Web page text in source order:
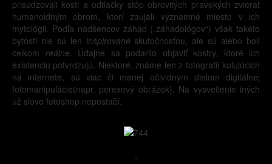
prisudzovali kosti a odtlačky stôp obrovitých pravekých zvierat
humanoidným obrom, ktorí zaujali významné miesto v ich
mytológii. Podľa nadšencov záhad („záhadológov“) však takéto
bytosti nie sú len inšpirované skutočnosťou, ale sú alebo boli
celkom reálne. Údajne sa podarilo objaviť kostry, ktoré ich
existenciu potvrdzujú. Niektoré, známe len z fotografií kolujúcich
na internete, sú viac či menej očividným dielom digitálnej
fotomanipulácie(napr. perexový obrázok). Na vysvetlenie iných
už slovo fotoshop nepostačí.
-